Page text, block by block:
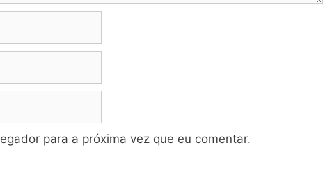
para a próxima vez que eu comentar.